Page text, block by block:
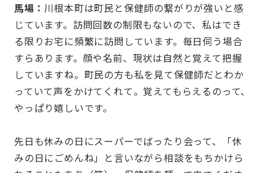
馬場： 川根本町は町民と保健師の繋がりが強いと感
じています。訪問回数の制限もないので、私はでき
る限りお宅に頻繁に訪問しています。毎日伺う場合
すらあります。顔や名前、現状は自然と覚えて把握
していますね。町民の方も私を見て保健師だとわか
っていて声をかけてくれて。覚えてもらえるのって、
やっぱり嬉しいです。
先日も休みの日にスーパーでばったり会って、「休
みの日にごめんね」と言いながら相談をもちかけら